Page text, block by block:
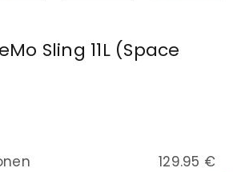
Sling 11L (Space
129.95 €